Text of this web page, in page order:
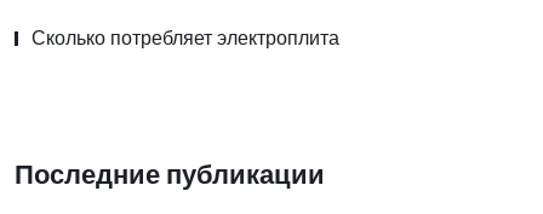
Сколько потребляет электроплита
Последние публикации